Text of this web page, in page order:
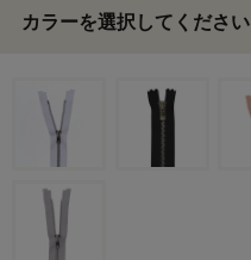
カラーを選択してください